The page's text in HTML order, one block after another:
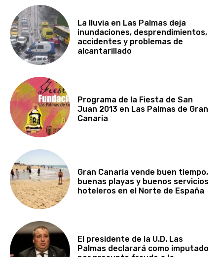
La lluvia en Las Palmas deja
inundaciones, desprendimientos,
accidentes y problemas de
alcantarillado
Programa de la Fiesta de San
Juan 2013 en Las Palmas de Gran
Canaria
Gran Canaria vende buen tiempo,
buenas playas y buenos servicios
hoteleros en el Norte de España
El presidente de la U.D. Las
Palmas declarará como imputado